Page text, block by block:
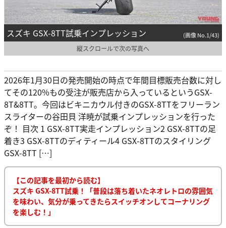
スズキ GSX-8TT試乗インプレッション (画像 No.1/43)
縦スクロールで次の写真へ
2026年1月30日の発売開始の時点で年間目標販売台数に対し
てその120%もの受注が販売店から入っているというGSX-
8T&8TT。今回はビキニカウル付きのGSX-8TTをフリーラン
スライターの谷田貝 洋暁が試乗インプレッションを行った
ぞ！ 目次 1 GSX-8TT実走インプレッション2 GSX-8TTの足
着き3 GSX-8TTのディティール4 GSX-8TTのスタイリング
GSX-8TT […]
【この記事を最初から読む】
スズキ GSX-8TT試乗！「普段は落ち着いたネオレトロの雰囲気
を味わい、気分が乗ってきたらスイッチオンしてコーナリング
を楽しむ！」